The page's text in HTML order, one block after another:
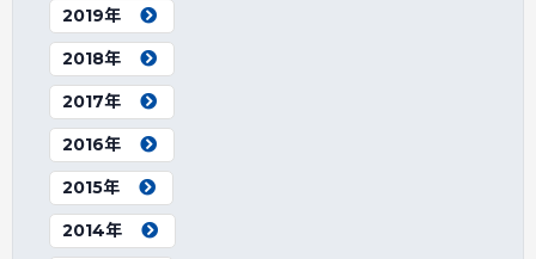
2019年
2018年
2017年
2016年
2015年
2014年